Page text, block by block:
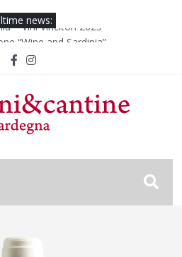
news:
– Vini Vincitori 2025
“Wine and Sardinia”
– Vini Vincitori 2024
and Sardinia”